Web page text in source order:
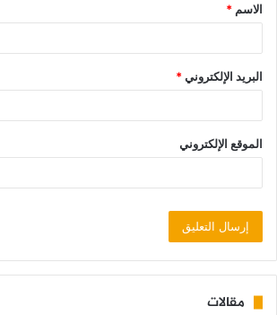
الاسم *
البريد الإلكتروني*
الموقع الإلكتروني
مقالات